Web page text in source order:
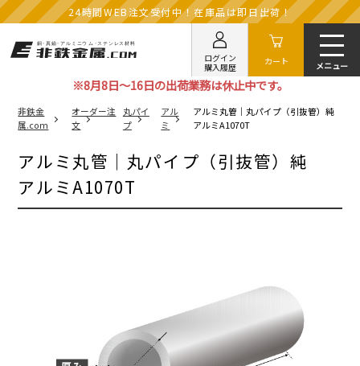
※8月8日～16日の出荷業務は休止中です。
24時間WEB注文受付中！在庫品は即日出荷！
ログイン
購入履歴
カート
非鉄金
属.com
オーダー注
文
丸パイ
プ
アル
ミ
アルミ丸管｜丸パイプ（引抜管）純
アルミA1070T
アルミ丸管｜丸パイプ（引抜管）純
アルミA1070T